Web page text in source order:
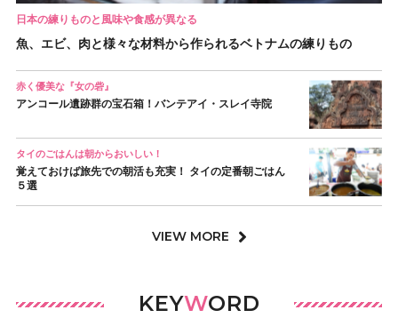
日本の練りものと風味や食感が異なる
魚、エビ、肉と様々な材料から作られるベトナムの練りもの
赤く優美な『女の砦』
アンコール遺跡群の宝石箱！バンテアイ・スレイ寺院
タイのごはんは朝からおいしい！
覚えておけば旅先での朝活も充実！ タイの定番朝ごはん
５選
VIEW MORE
KEYWORD